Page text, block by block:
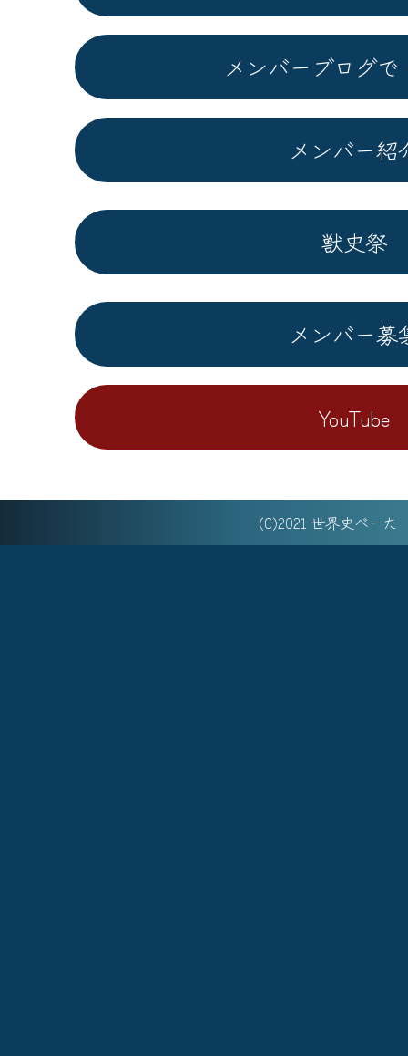
メンバーブログで
メンバー紹
獣史祭
メンバー募
YouTube
(C)2021 世界史べーた